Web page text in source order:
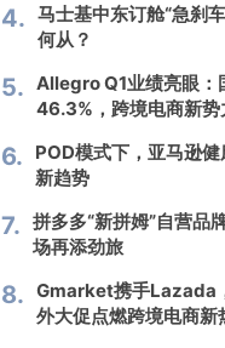
4. 马士基中东订舱“急刹
何从？
5. Allegro Q1业绩亮眼：
46.3%，跨境电商新势
6.
POD模式下，亚马逊
新趋势
7. 拼多多“新拼姆”自营品
场再添劲旅
8. Gmarket携手Lazada
外大促点燃跨境电商新